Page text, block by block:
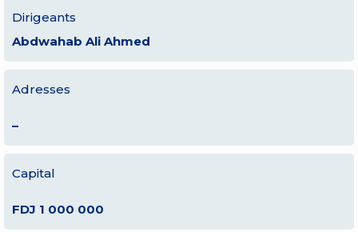
Dirigeants
Abdwahab Ali Ahmed
Adresses
–
Capital
FDJ 1 000 000